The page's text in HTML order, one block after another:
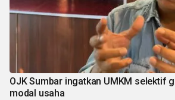
OJK Sumbar ingatkan UMKM selektif
modal usaha